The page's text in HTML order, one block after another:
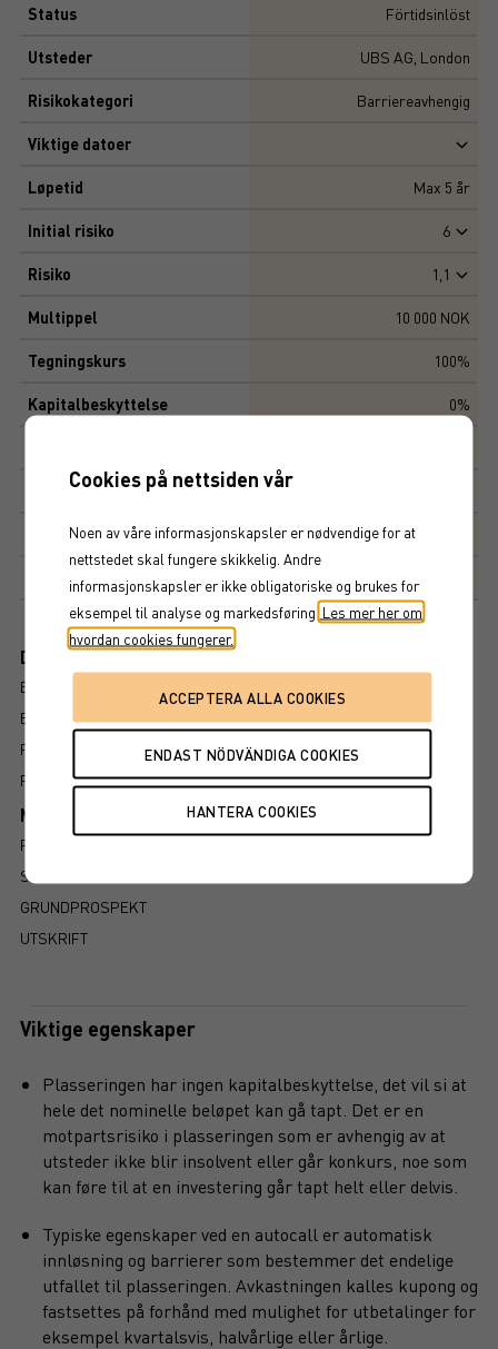
Status Förtidsinlöst
Utsteder UBS AG, London
Risikokategori Barriereavhengig
Viktige datoer
Løpetid Max 5 år
Initial risiko 6
Risiko 1,1
Multippel 10 000 NOK
Tegningskurs 100%
Kapitalbeskyttelse 0%
Kupong
Kupongdetaljer
Markedsplass NASDAQ STOCKHOLM AB
Dokument
BROSJYRE
ENDELIGE VILKÅR
FAKTABLAD
FÖRFALLOVILLKOR
Mer information om produkten
RISIKO
SLIK LESER DU FAKTABLADET
GRUNDPROSPEKT
UTSKRIFT
Viktige egenskaper
Plasseringen har ingen kapitalbeskyttelse, det vil si at
hele det nominelle beløpet kan gå tapt. Det er en
motpartsrisiko i plasseringen som er avhengig av at
utsteder ikke blir insolvent eller går konkurs, noe som
kan føre til at en investering går tapt helt eller delvis.
Typiske egenskaper ved en autocall er automatisk
innløsning og barrierer som bestemmer det endelige
utfallet til plasseringen. Avkastningen kalles kupong og
fastsettes på forhånd med mulighet for utbetalinger for
eksempel kvartalsvis, halvårlige eller årlige.
Cookies på nettsiden vår
Noen av våre informasjonskapsler er nødvendige for at
nettstedet skal fungere skikkelig. Andre
informasjonskapsler er ikke obligatoriske og brukes for
eksempel til analyse og markedsføring. Les mer her om
hvordan cookies fungerer.